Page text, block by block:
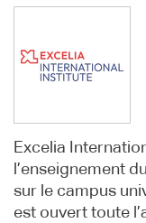
Excelia
l’enseignement
sur le campus
est ouvert toute